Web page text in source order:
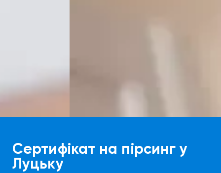
Сертифікат на пірсинг у
Луцьку